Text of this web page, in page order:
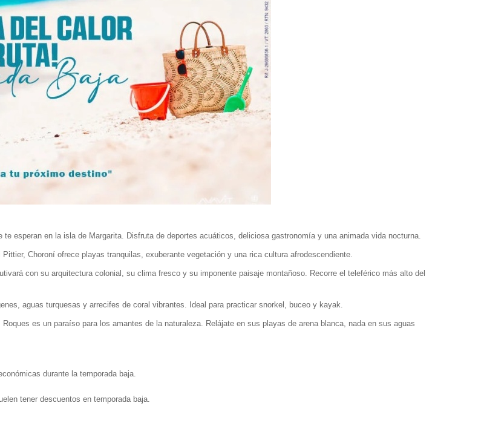
esperan en la isla de Margarita. Disfruta de deportes acuáticos, deliciosa gastronomía y una animada vida nocturna.
Choroní ofrece playas tranquilas, exuberante vegetación y una rica cultura afrodescendiente.
con su arquitectura colonial, su clima fresco y su imponente paisaje montañoso. Recorre el teleférico más alto del
aguas turquesas y arrecifes de coral vibrantes. Ideal para practicar snorkel, buceo y kayak.
es un paraíso para los amantes de la naturaleza. Relájate en sus playas de arena blanca, nada en sus aguas
durante la temporada baja.
tener descuentos en temporada baja.